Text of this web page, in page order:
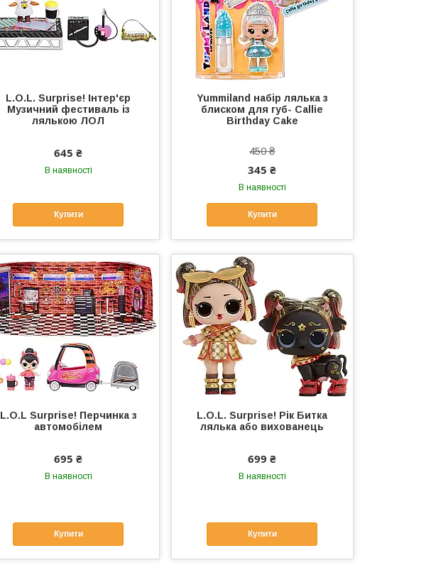
L.O.L. Surprise! Інтер'єр
Музичний фестиваль із
лялькою ЛОЛ
645 ₴
В наявності
Купити
Yummiland набір лялька з
блиском для губ- Callie
Birthday Cake
450 ₴
345 ₴
В наявності
Купити
L.O.L Surprise! Перчинка з
автомобілем
695 ₴
В наявності
Купити
L.O.L. Surprise! Рік Битка
лялька або вихованець
699 ₴
В наявності
Купити